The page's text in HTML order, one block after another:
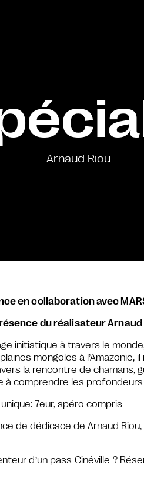
Arnaud Riou
en collaboration avec
du réalisateur Arnaud
initiatique à travers le
mongoles à
la rencontre de chamans,
à comprendre les profondeurs
7eur, apéro compris
de dédicace de Arnaud
d’un pass Cinéville ?